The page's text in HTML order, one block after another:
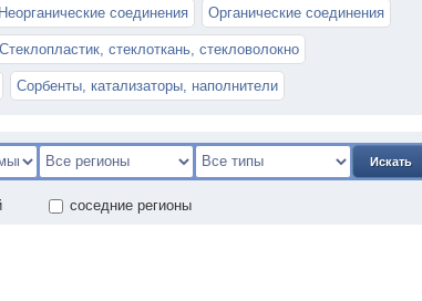
Неорганические соединения Органические соединения
Стеклопластик, стеклоткань, стекловолокно
Сорбенты, катализаторы, наполнители
Искать
соседние регионы